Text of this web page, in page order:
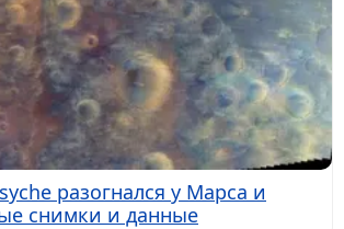
разогнался у Марса и
снимки и данные